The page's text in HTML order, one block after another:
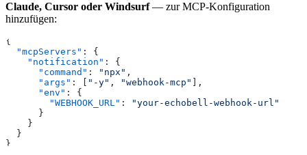
Claude, Cursor oder Windsurf— zur MCP-Konfiguration
hinzufügen:
{
  "mcpServers"
: {
    "notification"
: {
      "command"
: "npx" ,
      "args"
: [ "-y" , "webhook-mcp"
],
      "env"
: {
        "WEBHOOK_URL"
:
"your-echobell-webhook-url"
      }
    }
  }
}